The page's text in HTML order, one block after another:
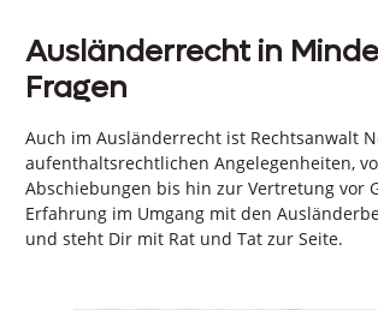
Ausländerrecht in
Fragen
Auch im Ausländerrecht ist Rechtsanwalt
aufenthaltsrechtlichen Angelegenheiten,
Abschiebungen bis hin zur Vertretung vor
Erfahrung im Umgang mit den
und steht Dir mit Rat und Tat zur Seite.